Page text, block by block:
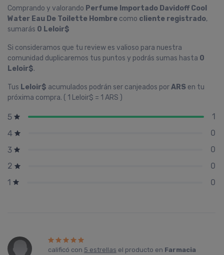
Comprando y valorando Perfume Importado Davidoff Cool
Water Eau De Toilette Hombre como cliente registrado,
sumarás 0 Leloir$
Si consideramos que tu review es valioso para nuestra
comunidad duplicaremos tus puntos y podrás sumas hasta 0
Leloir$.
Tus Leloir$ acumulados podrán ser canjeados porARS en tu
próxima compra. ( 1 Leloir$ = 1 ARS )
5
1
4
0
3
0
2
0
1
0
calificó con 5 estrellas el producto en Farmacia